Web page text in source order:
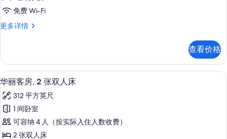
房,
张
大
床
的
所
有
照
片
免费 Wi-Fi
更多详情
华
1
张
特
床
更
多
信
息
查看价格
显
示
华
丽
客
华丽客房, 2 张双人床 | 高档床上用品
5
华丽客房, 2 张双人床
312 平方英尺
1 间卧室
可容纳 4 人（按实际入住人数收费）
2 张双人床